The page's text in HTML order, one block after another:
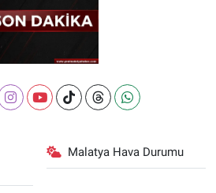
Malatya Hava Durumu